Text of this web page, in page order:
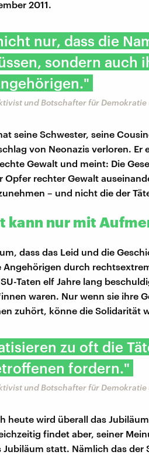
2011.
nur, dass die
sondern auch
und Botschafter für Demokratie
seine Schwester, seine
von Neonazis verloren. Er
Gewalt und meint: Die
Opfer rechter Gewalt
– und nicht die der
kann nur mit
dass das Leid und die
Angehörigen durch
Taten elf Jahre lang
waren. Nur wenn sie ihre
zuhört, könne die Solidarität
zu oft die
fordern."
und Botschafter für Demokratie
heute wird überall das
findet aber, seiner
Jubiläum statt. Nämlich das der